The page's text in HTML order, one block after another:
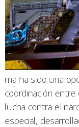
ma ha sido una
coordinación
lucha contra el
especial,